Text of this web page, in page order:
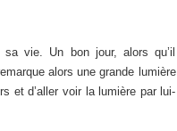
vie. Un bon jour, alors qu’il
alors une grande lumière
et d’aller voir la lumière par lui-